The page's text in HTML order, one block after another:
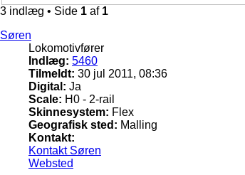
3 indlæg • Side 1 af 1
Søren
Lokomotivfører
Indlæg: 5460
Tilmeldt: 30 jul 2011, 08:36
Digital: Ja
Scale: H0 - 2-rail
Skinnesystem: Flex
Geografisk sted: Malling
Kontakt:
Kontakt Søren
Websted